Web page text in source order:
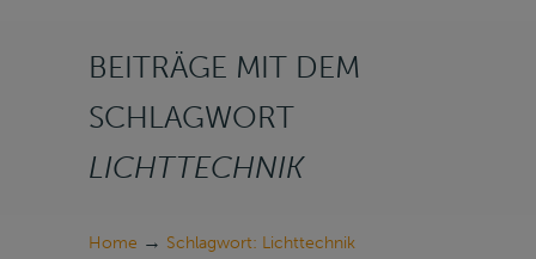
BEITRÄGE MIT DEM
SCHLAGWORT
LICHTTECHNIK
Home → Schlagwort: Lichttechnik